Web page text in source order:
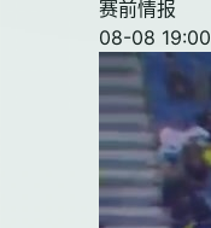
赛前情报
08-08 19:00